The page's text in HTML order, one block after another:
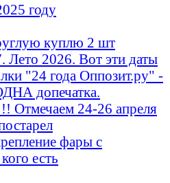
году
куплю 2 шт
Лето 2026. Вот эти даты
"24 года Оппозит.ру" -
допечатка.
Отмечаем 24-26 апреля
фары с
есть